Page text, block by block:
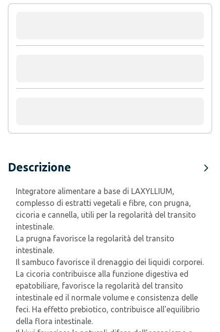
Descrizione
Integratore alimentare a base di LAXYLLIUM,
complesso di estratti vegetali e fibre, con prugna,
cicoria e cannella, utili per la regolarità del transito
intestinale.
La prugna favorisce la regolarità del transito
intestinale.
Il sambuco favorisce il drenaggio dei liquidi corporei.
La cicoria contribuisce alla funzione digestiva ed
epatobiliare, favorisce la regolarità del transito
intestinale ed il normale volume e consistenza delle
feci. Ha effetto prebiotico, contribuisce all'equilibrio
della flora intestinale.